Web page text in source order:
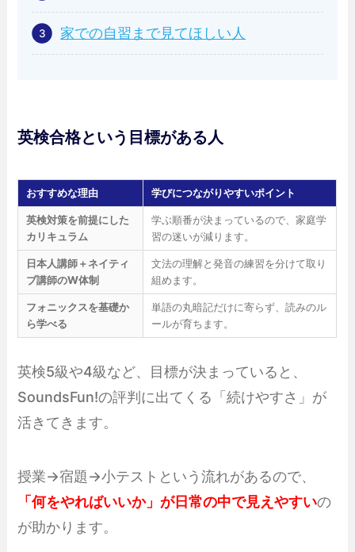
家での自習まで見てほしい人
英検合格という目標がある人
おすすめな理由 学びにつながりやすいポイント
英検対策を前提にした
カリキュラム
学ぶ順番が決まっているので、家庭学
習の迷いが減ります。
日本人講師＋ネイティ
ブ講師のW体制
文法の理解と発音の練習を分けて取り
組めます。
フォニックスを基礎か
ら学べる
単語の丸暗記だけに寄らず、読みのル
ールが育ちます。
英検5級や4級など、目標が決まっていると、
SoundsFun!の評判に出てくる「続けやすさ」が
活きてきます。
授業→宿題→小テストという流れがあるので、
「何をやればいいか」が日常の中で見えやすいの
が助かります。